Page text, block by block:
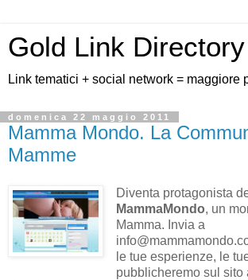
Gold Link Directory
Link tematici + social network = maggiore
domenica 22 maggio 2011
Mamma Mondo. La
Mamme
Diventa protagonista
MammaMondo, un
Mamma. Invia a
le tue esperienze, le
pubblicheremo sul sito